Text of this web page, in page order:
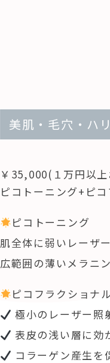
美肌・毛穴・ハ
￥35,000(１万円以
ピコトーニング+ピ
ピコトーニング
肌全体に弱いレーザ
広範囲の薄いメラニ
ピコフラクショナ
極小のレーザー照
表皮の浅い層に効
コラーゲン産生を